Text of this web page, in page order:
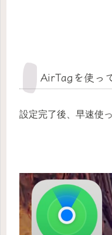
AirTagを使っ
設定完了後、早速使